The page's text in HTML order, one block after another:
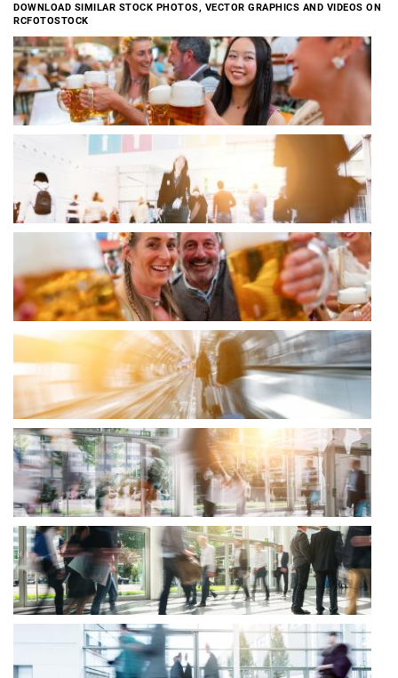
DOWNLOAD SIMILAR STOCK PHOTOS, VECTOR GRAPHICS AND VIDEOS ON
RCFOTOSTOCK